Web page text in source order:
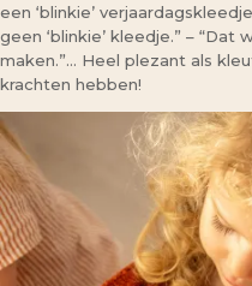
een ‘blinkie’
geen ‘blinkie’ kleedje.” –
maken.”… Heel plezant als
krachten hebben!